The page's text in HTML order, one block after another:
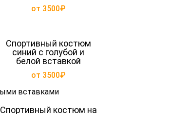
от 3500₽
Спортивный костюм
синий с голубой и
белой вставкой
от 3500₽
Спортивный костюм на